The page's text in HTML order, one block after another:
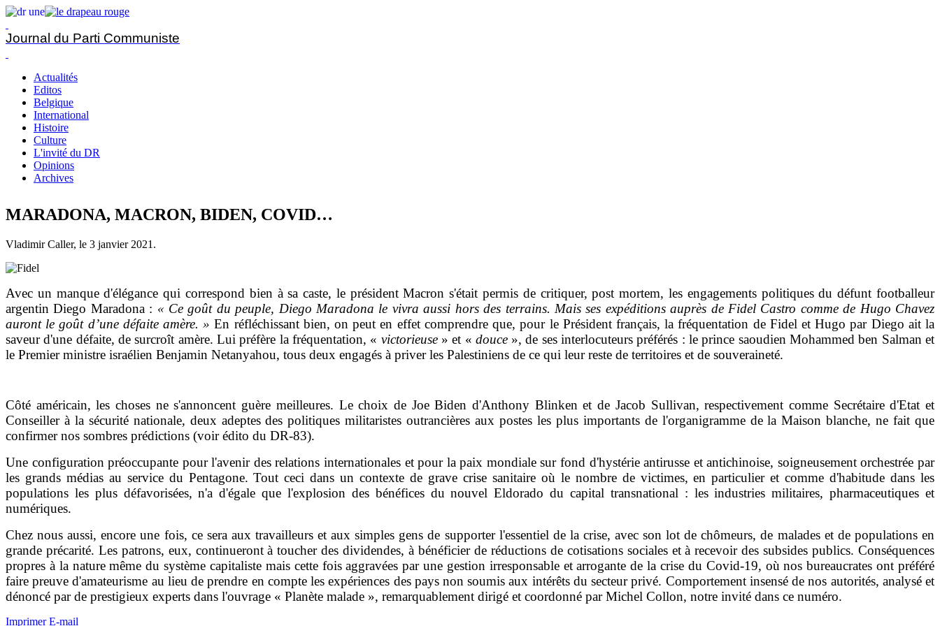
Journal du Parti Communiste
Actualités
Editos
Belgique
International
Histoire
Culture
L'invité du DR
Opinions
Archives
MARADONA, MACRON, BIDEN, COVID…
Vladimir Caller, le 3 janvier 2021 .
Avec un manque d'élégance qui correspond bien à sa caste, le président Macron s'était permis de critiquer, post mortem, les engagements politiques du défunt footballeur
argentin Diego Maradona : « Ce goût du peuple, Diego Maradona le vivra aussi hors des terrains. Mais ses expéditions auprès de Fidel Castro comme de Hugo Chavez
auront le goût d’une défaite amère. »En réfléchissant bien, on peut en effet comprendre que, pour le Président français, la fréquentation de Fidel et Hugo par Diego ait la
saveur d'une défaite, de surcroît amère. Lui préfère la fréquentation, « victorieuse » et « douce », de ses interlocuteurs préférés : le prince saoudien Mohammed ben Salman et
le Premier ministre israélien Benjamin Netanyahou, tous deux engagés à priver les Palestiniens de ce qui leur reste de territoires et de souveraineté.
Côté américain, les choses ne s'annoncent guère meilleures. Le choix de Joe Biden d'Anthony Blinken et de Jacob Sullivan, respectivement comme Secrétaire d'Etat et
Conseiller à la sécurité nationale, deux adeptes des politiques militaristes outrancières aux postes les plus importants de l'organigramme de la Maison blanche, ne fait que
confirmer nos sombres prédictions (voir édito du DR-83).
Une configuration préoccupante pour l'avenir des relations internationales et pour la paix mondiale sur fond d'hystérie antirusse et antichinoise, soigneusement orchestrée par
les grands médias au service du Pentagone. Tout ceci dans un contexte de grave crise sanitaire où le nombre de victimes, en particulier et comme d'habitude dans les
populations les plus défavorisées, n'a d'égale que l'explosion des bénéfices du nouvel Eldorado du capital transnational : les industries militaires, pharmaceutiques et
numériques.
Chez nous aussi, encore une fois, ce sera aux travailleurs et aux simples gens de supporter l'essentiel de la crise, avec son lot de chômeurs, de malades et de populations en
grande précarité. Les patrons, eux, continueront à toucher des dividendes, à bénéficier de réductions de cotisations sociales et à recevoir des subsides publics. Conséquences
propres à la nature même du système capitaliste mais cette fois aggravées par une gestion irresponsable et arrogante de la crise du Covid-19, où nos bureaucrates ont préféré
faire preuve d'amateurisme au lieu de prendre en compte les expériences des pays non soumis aux intérêts du secteur privé. Comportement insensé de nos autorités, analysé et
dénoncé par de prestigieux experts dans l'ouvrage « Planète malade », remarquablement dirigé et coordonné par Michel Collon, notre invité dans ce numéro.
ImprimerE-mail